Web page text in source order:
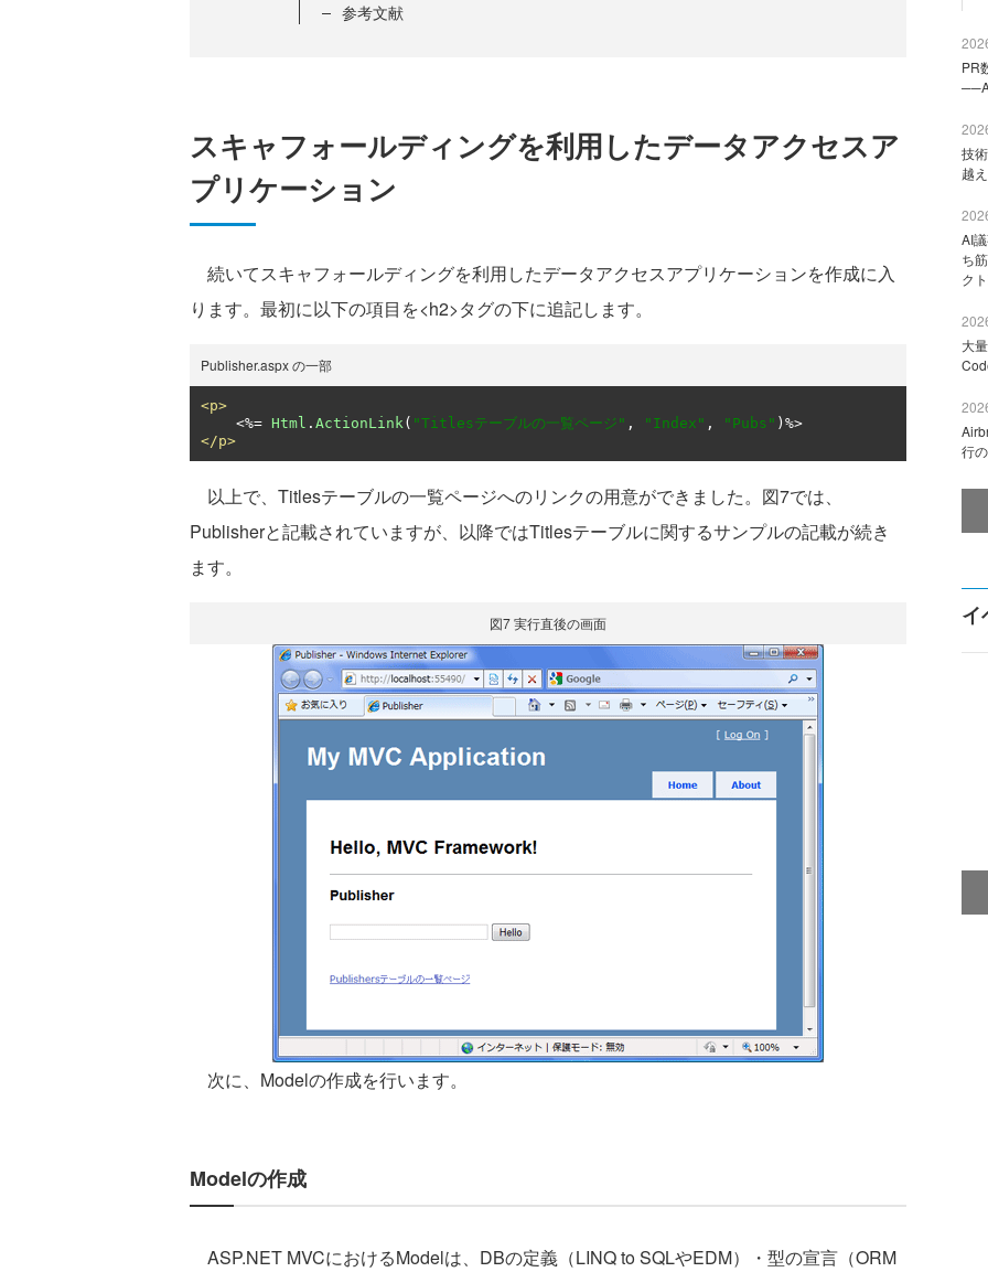
参考文献
スキャフォールディングを利用したデータアクセスア
プリケーション
続いてスキャフォールディングを利用したデータアクセスアプリケーションを作成に入
ります。最初に以下の項目を<h2>タグの下に追記します。
Publisher.aspx の一部
<p>
<%= Html . ActionLink( "Titlesテーブルの一覧ページ" , "Index" , "Pubs" )
</p>
以上で、Titlesテーブルの一覧ページへのリンクの用意ができました。図7では、
Publisherと記載されていますが、以降ではTitlesテーブルに関するサンプルの記載が続き
ます。
図7 実行直後の画面
次に、Modelの作成を行います。
Modelの作成
ASP.NET MVCにおけるModelは、DBの定義（LINQ to SQLやEDM）・型の宣言（ORM
PR
技
越
AI
ち
ク
大
行
イ